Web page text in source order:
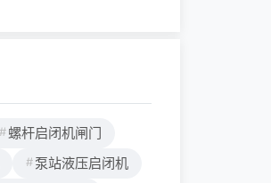
螺杆启闭机闸门
泵站液压启闭机